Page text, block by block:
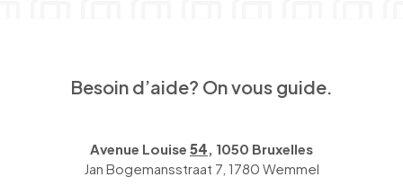
Besoin d’aide? On vous guide.
Avenue Louise 54 , 1050 Bruxelles
Jan Bogemansstraat 7, 1780 Wemmel